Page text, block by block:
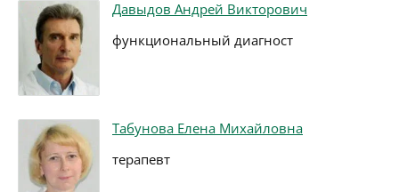
Давыдов Андрей Викторович
функциональный диагност
Табунова Елена Михайловна
терапевт